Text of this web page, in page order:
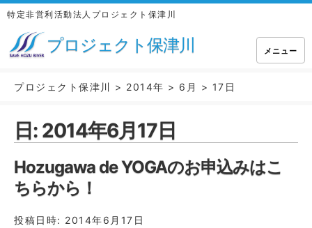
特定非営利活動法人プロジェクト保津川
プロジェクト保津川 メニュー
プロジェクト保津川 > 2014年 > 6月 > 17日
日: 2014年6月17日
Hozugawa de YOGAのお申込みはこ
ちらから！
投稿日時: 2014年6月17日